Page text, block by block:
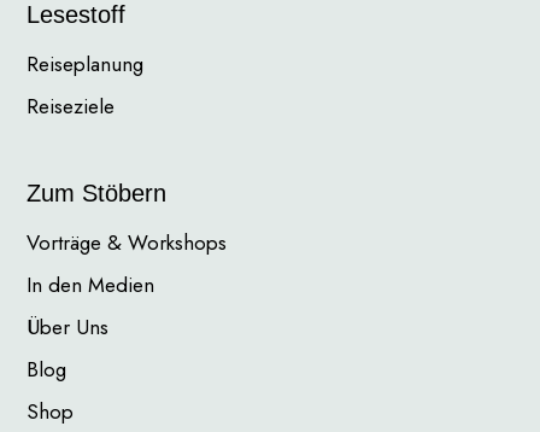
Lesestoff
Reiseplanung
Reiseziele
Zum Stöbern
Vorträge & Workshops
In den Medien
Über Uns
Blog
Shop